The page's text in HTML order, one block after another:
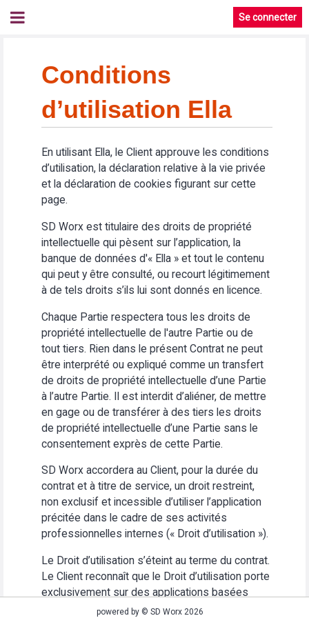
Se connecter
Conditions
d’utilisation Ella
En utilisant Ella, le Client approuve les conditions
d’utilisation, la déclaration relative à la vie privée
et la déclaration de cookies figurant sur cette
page.
SD Worx est titulaire des droits de propriété
intellectuelle qui pèsent sur l’application, la
banque de données d'« Ella » et tout le contenu
qui peut y être consulté, ou recourt légitimement
à de tels droits s’ils lui sont donnés en licence.
Chaque Partie respectera tous les droits de
propriété intellectuelle de l'autre Partie ou de
tout tiers. Rien dans le présent Contrat ne peut
être interprété ou expliqué comme un transfert
de droits de propriété intellectuelle d’une Partie
à l’autre Partie. Il est interdit d’aliéner, de mettre
en gage ou de transférer à des tiers les droits
de propriété intellectuelle d’une Partie sans le
consentement exprès de cette Partie.
SD Worx accordera au Client, pour la durée du
contrat et à titre de service, un droit restreint,
non exclusif et incessible d’utiliser l’application
précitée dans le cadre de ses activités
professionnelles internes (« Droit d’utilisation »).
Le Droit d’utilisation s’éteint au terme du contrat.
Le Client reconnaît que le Droit d’utilisation porte
exclusivement sur des applications basées
Web. Le Client s’abstiendra (i) d’utiliser
powered by © SD Worx 2026